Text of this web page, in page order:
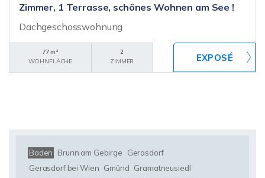
Zimmer, 1 Terrasse, schönes Wohnen am See !
Dachgeschosswohnung
77 m²
WOHNFLÄCHE
2
ZIMMER
Baden Brunn am Gebirge
Gerasdorf
Gerasdorf bei Wien Gmünd Gramatneusiedl